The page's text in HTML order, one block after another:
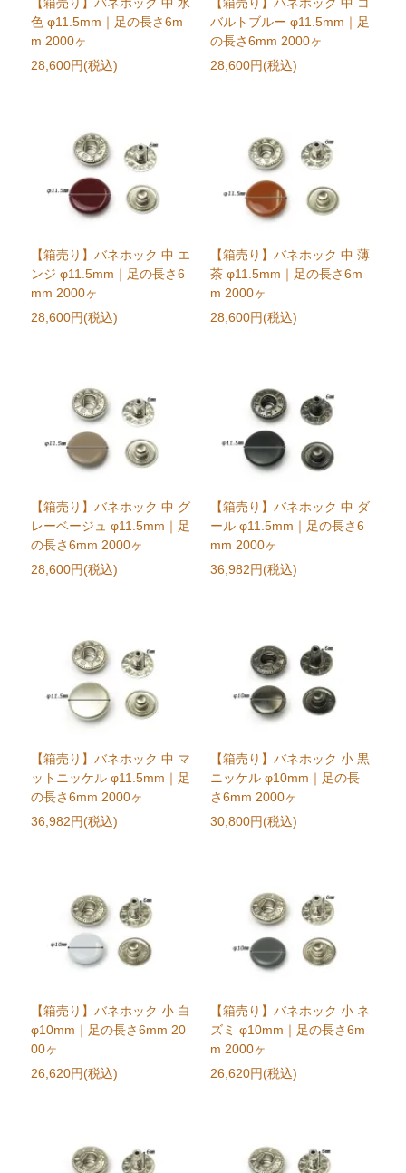
色 φ11.5mm｜足の長さ6m
m 2000ヶ
28,600円(税込)
バルトブルー φ11.5mm｜足
の長さ6mm 2000ヶ
28,600円(税込)
【箱売り】バネホック 中 エ
ンジ φ11.5mm｜足の長さ6
mm 2000ヶ
28,600円(税込)
【箱売り】バネホック 中 薄
茶 φ11.5mm｜足の長さ6m
m 2000ヶ
28,600円(税込)
【箱売り】バネホック 中 グ
レーベージュ φ11.5mm｜足
の長さ6mm 2000ヶ
28,600円(税込)
【箱売り】バネホック 中 ダ
ール φ11.5mm｜足の長さ6
mm 2000ヶ
36,982円(税込)
【箱売り】バネホック 中 マ
ットニッケル φ11.5mm｜足
の長さ6mm 2000ヶ
36,982円(税込)
【箱売り】バネホック 小 黒
ニッケル φ10mm｜足の長
さ6mm 2000ヶ
30,800円(税込)
【箱売り】バネホック 小 白
φ10mm｜足の長さ6mm 20
00ヶ
26,620円(税込)
【箱売り】バネホック 小 ネ
ズミ φ10mm｜足の長さ6m
m 2000ヶ
26,620円(税込)